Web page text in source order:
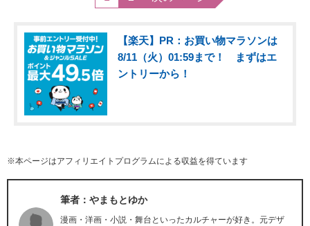
【楽天】PR：お買い物マラソンは
8/11（火）01:59まで！ まずはエ
ントリーから！
※本ページはアフィリエイトプログラムによる収益を得ています
筆者：やまもとゆか
漫画・洋画・小説・舞台といったカルチャーが好き。元デザ